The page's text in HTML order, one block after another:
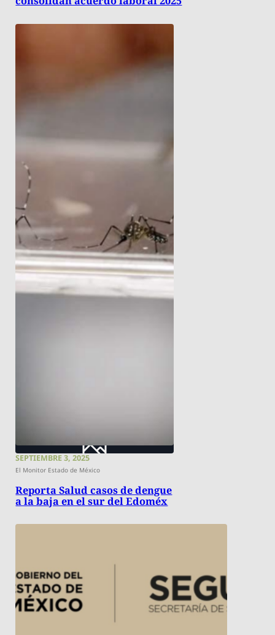
SEPTIEMBRE 3, 2025
El Monitor Estado de México
Reporta Salud casos de dengue
a la baja en el sur del Edoméx